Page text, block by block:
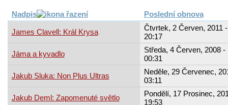
Nadpis Poslední obnova
James Clavell: Král Krysa
Čtvrtek, 2 Červen, 2011 -
20:17
Jáma a kyvadlo
Středa, 4 Červen, 2008 -
00:31
Jakub Sluka: Non Plus Ultras
Neděle, 29 Červenec,
03:11
Jakub Deml: Zapomenuté světlo
Pondělí, 17 Prosinec,
19:53